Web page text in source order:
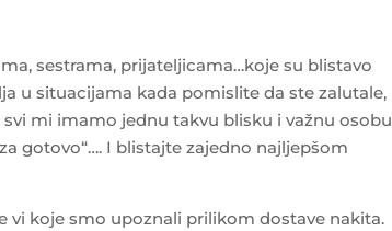
sestrama, prijateljicama…koje su blistavo
u situacijama kada pomislite da ste zalutale,
mi imamo jednu takvu blisku i važnu osobu
gotovo“…. I blistajte zajedno najljepšom
vi koje smo upoznali prilikom dostave nakita.